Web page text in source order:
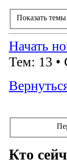
Показать темы
Начать
Тем: 13 •
Кто